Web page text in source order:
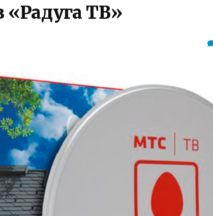
«Радуга ТВ»